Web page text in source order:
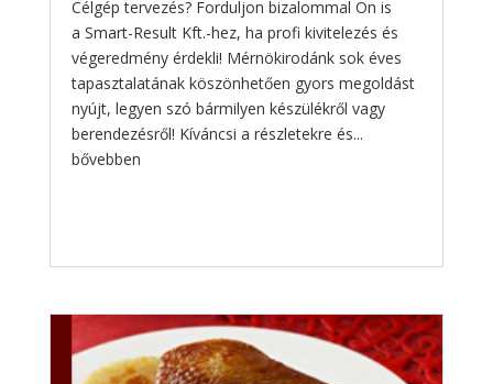
Célgép tervezés? Forduljon bizalommal Ön is
a Smart-Result Kft.-hez, ha profi kivitelezés és
végeredmény érdekli! Mérnökirodánk sok éves
tapasztalatának köszönhetően gyors megoldást
nyújt, legyen szó bármilyen készülékről vagy
berendezésről! Kíváncsi a részletekre és...
bővebben